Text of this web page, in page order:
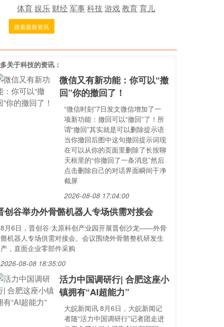
体育娱乐 财经军事科技游戏教育育儿
搜索最新资讯
关于科技的资讯：
微信又有新功能：你可以“撤
回”你的撤回了！
“微信时刻”7日发文微信增加了一
项新功能：撤回可以“撤回”了！所
谓“撤回”其实就是可以删除提示语
当你撤回后图中这句撤回提示词现
在可以从你的页面里删除了长按聊
天框里的“你撤回了一条消息”然后
点击删除自己的对话界面瞬间干净
截屏
2026-08-08 17:04:00
创谷举办外骨骼机器人专场供需对接会
8月6日，晋创谷·太原科创产业园开展晋创沙龙——外骨
骼机器人专场供需对接会。会议围绕外骨骼整机研发生
产，直面企业零部件采购
2026-08-08 18:35:00
活力中国调研行| 合肥这座小
镇拥有“AI超能力”
大皖新闻讯 8月6日，大皖新闻记
者随“活力中国调研行”记者团走进